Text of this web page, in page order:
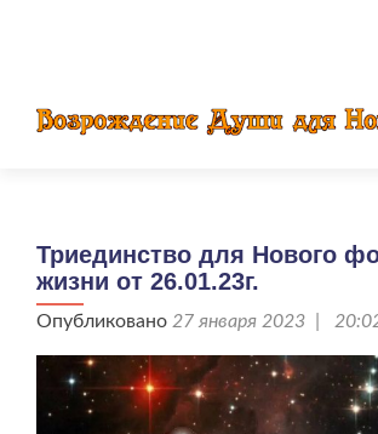
Триединство для Нового
жизни от 26.01.23г.
Опубликовано 27 января 2023 |